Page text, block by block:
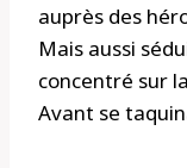
auprès des
Mais aussi
concentré sur
Avant se